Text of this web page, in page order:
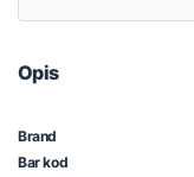
Opis
Brand
Bar kod